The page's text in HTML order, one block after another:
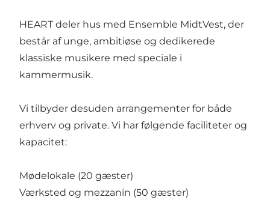
HEART deler hus med Ensemble MidtVest, der
består af unge, ambitiøse og dedikerede
klassiske musikere med speciale i
kammermusik.
Vi tilbyder desuden arrangementer for både
erhverv og private. Vi har følgende faciliteter og
kapacitet:
Mødelokale (20 gæster)
Værksted og mezzanin (50 gæster)